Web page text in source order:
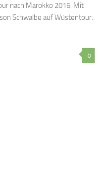
nach Marokko 2016. Mit
Schwalbe auf Wüstentour.
0